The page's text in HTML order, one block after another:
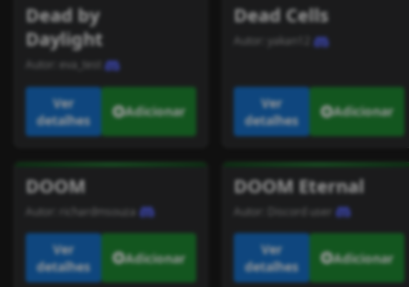
Dead by
Daylight
Autor: eva_test
Ver
detalhes
Adicionar
Dead Cells
Autor: yakan12
Ver
detalhes
Adicionar
DOOM
Autor: richardmsouza
Ver
detalhes
Adicionar
DOOM Eternal
Autor: Discord user
Ver
detalhes
Adicionar